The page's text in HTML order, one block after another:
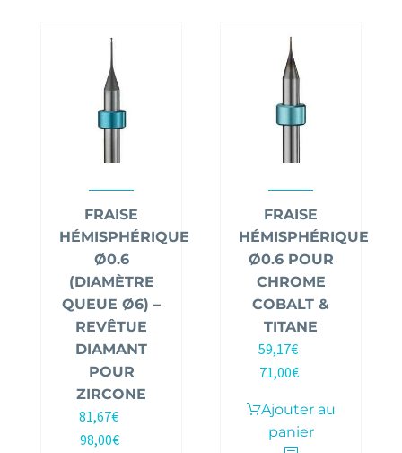
FRAISE
HÉMISPHÉRIQUE
Ø0.6
(DIAMÈTRE
QUEUE Ø6) –
REVÊTUE
DIAMANT
POUR
ZIRCONE
81,67€
98,00€
FRAISE
HÉMISPHÉRIQUE
Ø0.6 POUR
CHROME
COBALT &
TITANE
59,17€
71,00€
Ajouter au
panier